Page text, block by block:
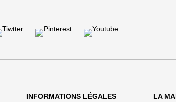
INFORMATIONS LÉGALES LA